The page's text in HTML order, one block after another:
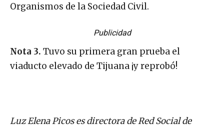
Organismos de la Sociedad Civil.
Publicidad
Nota 3. Tuvo su primera gran prueba el
viaducto elevado de Tijuana ¡y reprobó!
Luz Elena Picos es directora de Red Social de